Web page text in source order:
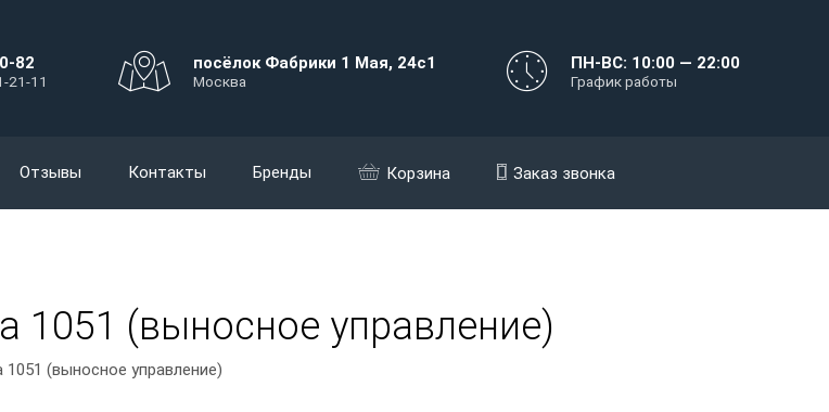
82
21-11
посёлок Фабрики 1 Мая, 24с1
Москва
ПН-ВС: 10:00 — 22:00
График работы
Отзывы Контакты Бренды Корзина Заказ звонка
1051 (выносное управление)
(выносное управление)